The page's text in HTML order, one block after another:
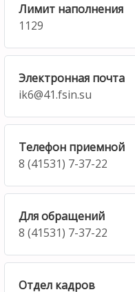
Лимит наполнения
1129
Электронная почта
ik6@41.fsin.su
Телефон приемной
8 (41531) 7-37-22
Для обращений
8 (41531) 7-37-22
Отдел кадров